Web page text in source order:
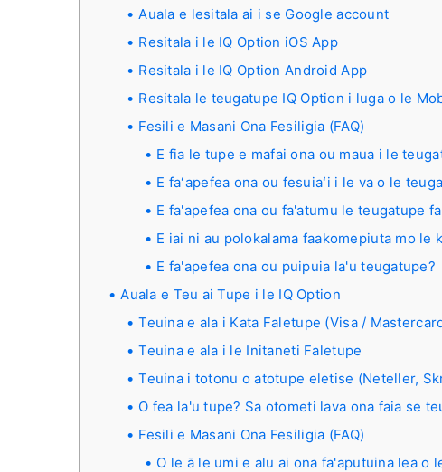
Auala e lesitala ai i se Google account
Resitala i le IQ Option iOS App
Resitala i le IQ Option Android App
Resitala le teugatupe IQ Option i luga o le
Fesili e Masani Ona Fesiligia (FAQ)
E fia le tupe e mafai ona ou maua i le
E faʻapefea ona ou fesuiaʻi i le va o le
E fa'apefea ona ou fa'atumu le teugatupe
E iai ni au polokalama faakomepiuta mo le
E fa'apefea ona ou puipuia la'u teugatupe?
Auala e Teu ai Tupe i le IQ Option
Teuina e ala i Kata Faletupe (Visa /
Teuina e ala i le Initaneti Faletupe
Teuina i totonu o atotupe eletise (Neteller,
O fea la'u tupe? Sa otometi lava ona faia se
Fesili e Masani Ona Fesiligia (FAQ)
O le ā le umi e alu ai ona fa'aputuina lea o